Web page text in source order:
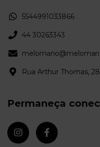
5544991033866
44 30263343
Rua Arthur Thomas,
Permaneça